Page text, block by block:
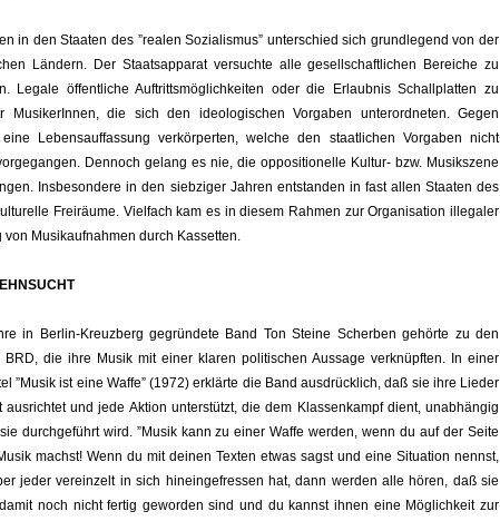
in den Staaten des ”realen Sozialismus” unterschied sich grundlegend von der
Ländern. Der Staatsapparat versuchte alle gesellschaftlichen Bereiche zu
Legale öffentliche Auftrittsmöglichkeiten oder die Erlaubnis Schallplatten zu
MusikerInnen, die sich den ideologischen Vorgaben unterordneten. Gegen
Lebensauffassung verkörperten, welche den staatlichen Vorgaben nicht
Dennoch gelang es nie, die oppositionelle Kultur- bzw. Musikszene
Insbesondere in den siebziger Jahren entstanden in fast allen Staaten des
Freiräume. Vielfach kam es in diesem Rahmen zur Organisation illegaler
von Musikaufnahmen durch Kassetten.
in Berlin-Kreuzberg gegründete Band Ton Steine Scherben gehörte zu den
die ihre Musik mit einer klaren politischen Aussage verknüpften. In einer
”Musik ist eine Waffe” (1972) erklärte die Band ausdrücklich, daß sie ihre Lieder
und jede Aktion unterstützt, die dem Klassenkampf dient, unabhängig
durchgeführt wird. ”Musik kann zu einer Waffe werden, wenn du auf der Seite
machst! Wenn du mit deinen Texten etwas sagst und eine Situation nennst,
jeder vereinzelt in sich hineingefressen hat, dann werden alle hören, daß sie
noch nicht fertig geworden sind und du kannst ihnen eine Möglichkeit zur